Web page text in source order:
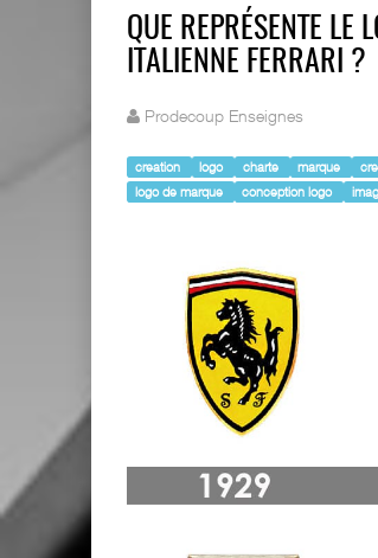
QUE REPRÉSENTE LE
ITALIENNE FERRARI ?
Prodecoup Enseignes
creation logo charte marque
logo de marque
conception logo